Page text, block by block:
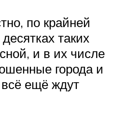
по крайней
таких
и в их числе
города и
ещё ждут